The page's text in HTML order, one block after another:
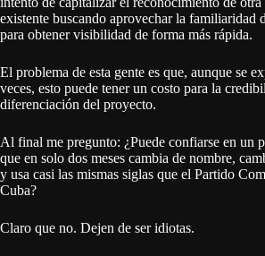
existente buscando aprovechar la familiaridad
para obtener visibilidad de forma más rápida.
El problema de esta gente es que, aunque se
veces, esto puede tener un costo para la
diferenciación del proyecto.
Al final me pregunto: ¿Puede confiarse en un
que en solo dos meses cambia de nombre,
y usa casi las mismas siglas que el Partido
Cuba?
Claro que no. Dejen de ser idiotas.